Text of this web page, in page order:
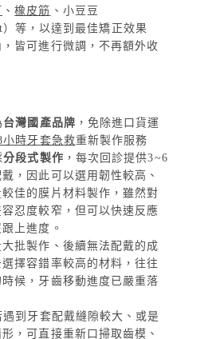
、橡皮筋 、小豆豆
）等，以達到最佳矯正效果
皆可進行微調，不再額外收
台灣國產品牌 ，免除進口貨運
小時牙套急救重新製作服務
分段式製作 ，每次回診提供3~6
，因此可以選用韌性較高、
較佳的膜片材料製作，雖然對
忍度較窄，但可以快速反應
上進度。
批製作、後續無法配戴的成
擇容錯率較高的材料，往往
候，牙齒移動進度已嚴重落
遇到牙套配戴縫隙較大、或是
，可直接重新口掃取齒模、